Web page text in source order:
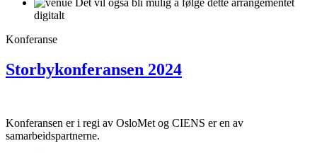
digitalt
Konferanse
Storbykonferansen 2024
Konferansen er i regi av OsloMet og CIENS er en av
samarbeidspartnerne.